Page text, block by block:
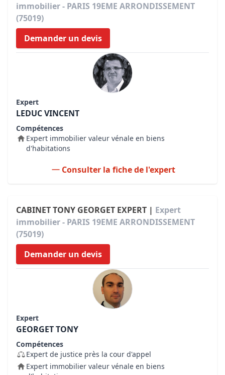
immobilier - PARIS 19EME ARRONDISSEMENT
(75019)
Demander un devis
Expert
LEDUC VINCENT
Compétences
Expert immobilier valeur vénale en biens
d'habitations
Consulter la fiche de l'expert
CABINET TONY GEORGET EXPERT | Expert
immobilier - PARIS 19EME ARRONDISSEMENT
(75019)
Demander un devis
Expert
GEORGET TONY
Compétences
Expert de justice près la cour d'appel
Expert immobilier valeur vénale en biens